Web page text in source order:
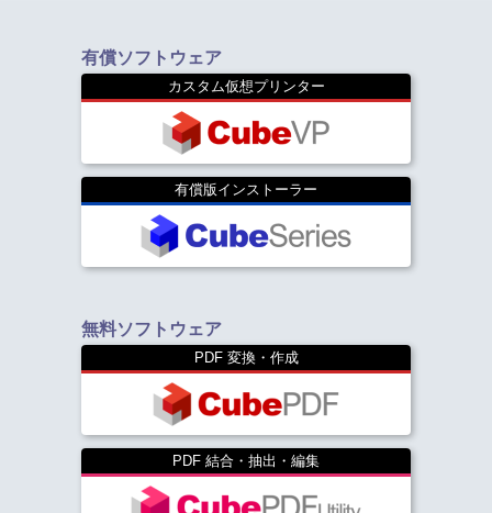
有償ソフトウェア
カスタム仮想プリンター
有償版インストーラー
無料ソフトウェア
PDF 変換・作成
PDF 結合・抽出・編集